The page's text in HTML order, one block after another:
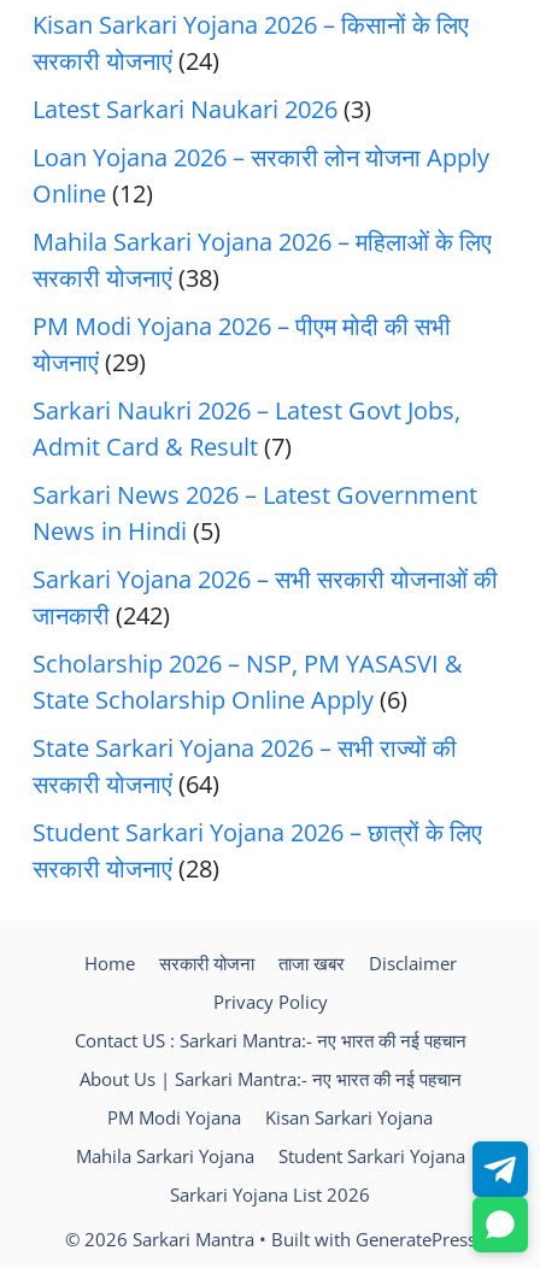
Kisan Sarkari Yojana 2026 – किसानों के लिए
सरकारी योजनाएं(24)
Latest Sarkari Naukari 2026(3)
Loan Yojana 2026 – सरकारी लोन योजना Apply
Online(12)
Mahila Sarkari Yojana 2026 – महिलाओं के लिए
सरकारी योजनाएं(38)
PM Modi Yojana 2026 – पीएम मोदी की सभी
योजनाएं(29)
Sarkari Naukri 2026 – Latest Govt Jobs,
Admit Card & Result(7)
Sarkari News 2026 – Latest Government
News in Hindi (5)
Sarkari Yojana 2026 – सभी सरकारी योजनाओं की
जानकारी(242)
Scholarship 2026 – NSP, PM YASASVI &
State Scholarship Online Apply(6)
State Sarkari Yojana 2026 – सभी राज्यों की
सरकारी योजनाएं(64)
Student Sarkari Yojana 2026 – छात्रों के लिए
सरकारी योजनाएं(28)
Home सरकारी योजना ताजा खबर
Disclaimer
Privacy Policy
Contact US : Sarkari Mantra:- नए भारत की नई पहचान
About Us | Sarkari Mantra:- नए भारत की नई पहचान
PM Modi Yojana
Kisan Sarkari Yojana
Mahila Sarkari Yojana
Student Sarkari Yojana
Sarkari Yojana List 2026
© 2026 Sarkari Mantra • Built with GeneratePress